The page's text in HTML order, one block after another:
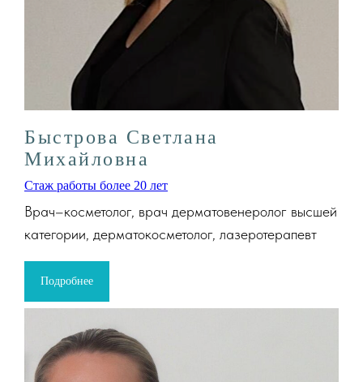
Быстрова Светлана
Михайловна
Стаж работы более 20 лет
Врач–косметолог, врач дерматовенеролог высшей
категории, дерматокосметолог, лазеротерапевт
Подробнее